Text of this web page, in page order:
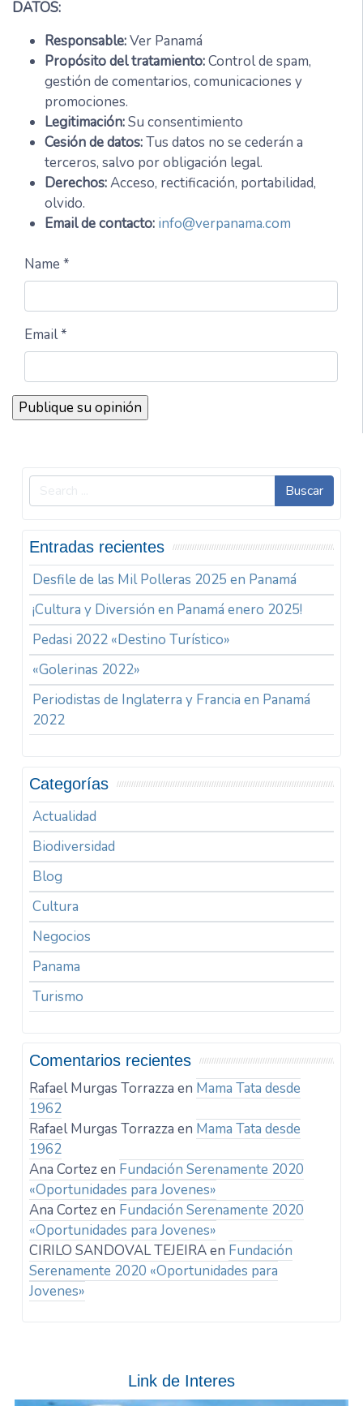
DATOS:
Responsable:Ver Panamá
Propósito del tratamiento:Control de spam,
gestión de comentarios, comunicaciones y
promociones.
Legitimación:Su consentimiento
Cesión de datos:Tus datos no se cederán a
terceros, salvo por obligación legal.
Derechos:Acceso, rectificación, portabilidad,
olvido.
Email de contacto: info@verpanama.com
Name *
Email *
Buscar
Entradas recientes
Desfile de las Mil Polleras 2025 en Panamá
¡Cultura y Diversión en Panamá enero 2025!
Pedasi 2022 «Destino Turístico»
«Golerinas 2022»
Periodistas de Inglaterra y Francia en Panamá
2022
Categorías
Actualidad
Biodiversidad
Blog
Cultura
Negocios
Panama
Turismo
Comentarios recientes
Rafael Murgas Torrazza en Mama Tata desde
1962
Rafael Murgas Torrazza en Mama Tata desde
1962
Ana Cortezen Fundación Serenamente 2020
«Oportunidades para Jovenes»
Ana Cortezen Fundación Serenamente 2020
«Oportunidades para Jovenes»
CIRILO SANDOVAL TEJEIRAen Fundación
Serenamente 2020 «Oportunidades para
Jovenes»
Link de Interes